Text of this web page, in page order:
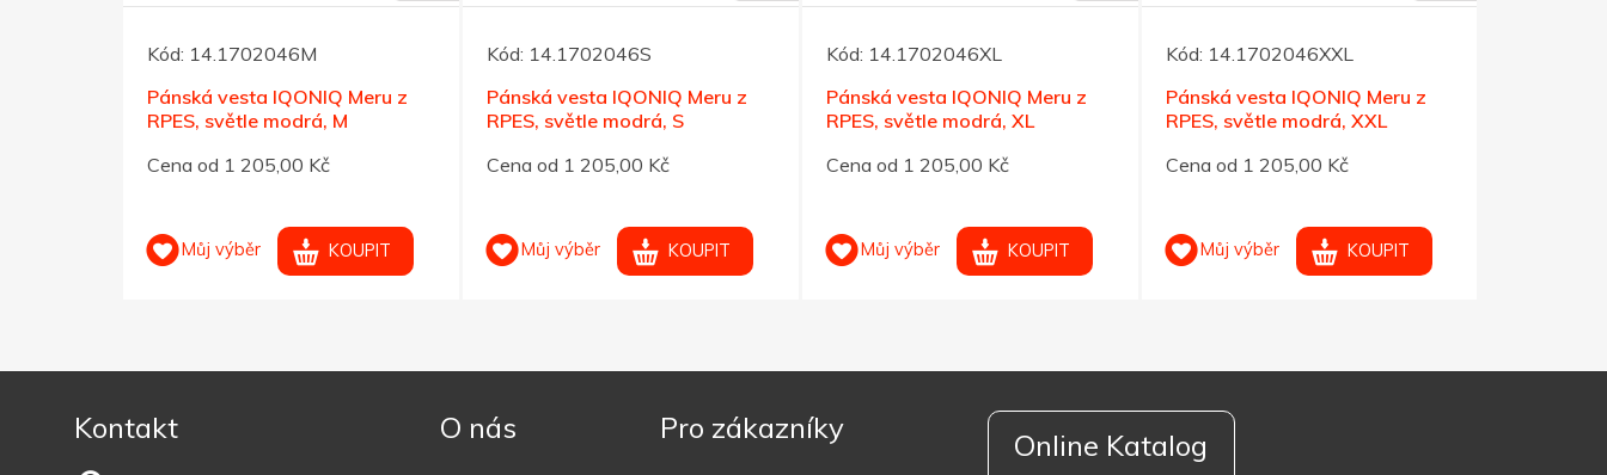
Kód: 14.1702046M
Pánská vesta IQONIQ Meru z
RPES, světle modrá, M
Cena od 1 205,00 Kč
Můj výběr KOUPIT
Kód: 14.1702046S
Pánská vesta IQONIQ Meru z
RPES, světle modrá, S
Cena od 1 205,00 Kč
Můj výběr KOUPIT
Kód: 14.1702046XL
Pánská vesta IQONIQ Meru z
RPES, světle modrá, XL
Cena od 1 205,00 Kč
Můj výběr KOUPIT
Kód: 14.1702046XXL
Pánská vesta IQONIQ Meru z
RPES, světle modrá, XXL
Cena od 1 205,00 Kč
Můj výběr KOUPIT
Kontakt O nás Pro zákazníky Online Katalog